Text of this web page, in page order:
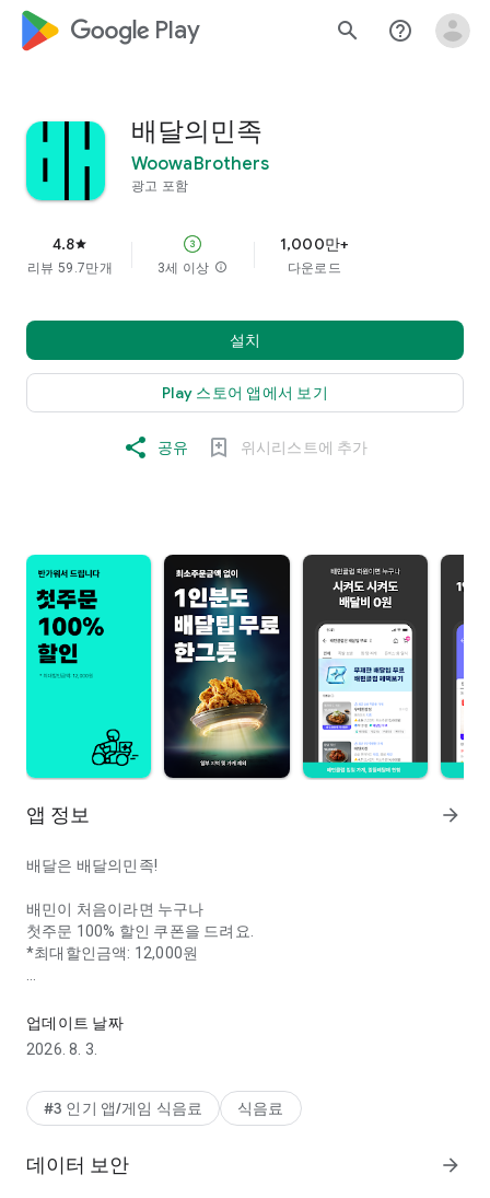
google_logo Play search help_outline
배달의민족
WoowaBrothers
광고 포함
4.8star
리뷰 59.7만개 3세 이상 info
1,000만+
다운로드
설치
Play 스토어 앱에서 보기
공유 위시리스트에 추가
앱 정보 arrow_forward
배달은 배달의민족!
배민이 처음이라면 누구나
첫주문 100% 할인 쿠폰을 드려요.
*최대할인금액: 12,000원
내가 찾던 맛집! 배민엔 다 있어요.
오늘도 배민에서 맛있는 한 끼를 즐겨보세요.
최강조합 밥친구 멤버십의 등장
지금 배민클럽+유튜브 프리미엄으로
업데이트 날짜
2026. 8. 3.
#3 인기 앱/게임 식음료 식음료
데이터 보안 arrow_forward